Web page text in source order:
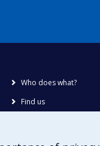
Who does what?
Find us